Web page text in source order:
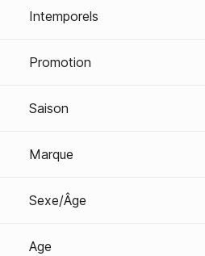
Intemporels
Promotion
Saison
Marque
Sexe/Âge
Age